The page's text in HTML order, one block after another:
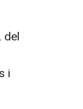
del
i